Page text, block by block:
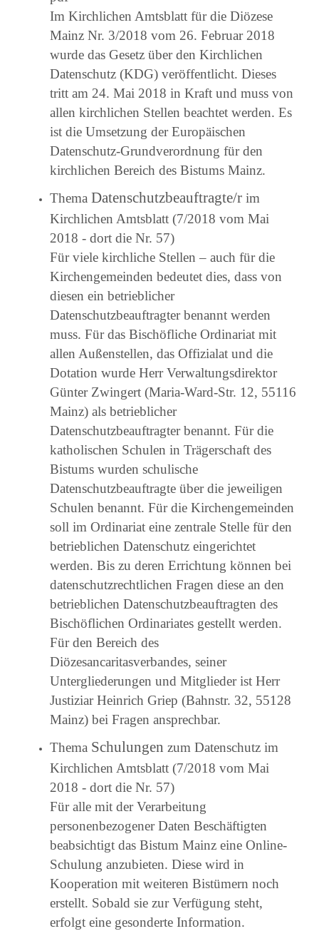
Im Kirchlichen Amtsblatt für die Diözese
Mainz Nr. 3/2018 vom 26. Februar 2018
wurde das Gesetz über den Kirchlichen
Datenschutz (KDG) veröffentlicht. Dieses
tritt am 24. Mai 2018 in Kraft und muss von
allen kirchlichen Stellen beachtet werden. Es
ist die Umsetzung der Europäischen
Datenschutz-Grundverordnung für den
kirchlichen Bereich des Bistums Mainz.
Thema Datenschutzbeauftragte/r im
Kirchlichen Amtsblatt (7/2018 vom Mai
2018 - dort die Nr. 57)
Für viele kirchliche Stellen – auch für die
Kirchengemeinden bedeutet dies, dass von
diesen ein betrieblicher
Datenschutzbeauftragter benannt werden
muss. Für das Bischöfliche Ordinariat mit
allen Außenstellen, das Offizialat und die
Dotation wurde Herr Verwaltungsdirektor
Günter Zwingert (Maria-Ward-Str. 12, 55116
Mainz) als betrieblicher
Datenschutzbeauftragter benannt. Für die
katholischen Schulen in Trägerschaft des
Bistums wurden schulische
Datenschutzbeauftragte über die jeweiligen
Schulen benannt. Für die Kirchengemeinden
soll im Ordinariat eine zentrale Stelle für den
betrieblichen Datenschutz eingerichtet
werden. Bis zu deren Errichtung können bei
datenschutzrechtlichen Fragen diese an den
betrieblichen Datenschutzbeauftragten des
Bischöflichen Ordinariates gestellt werden.
Für den Bereich des
Diözesancaritasverbandes, seiner
Untergliederungen und Mitglieder ist Herr
Justiziar Heinrich Griep (Bahnstr. 32, 55128
Mainz) bei Fragen ansprechbar.
Thema Schulungen zum Datenschutz im
Kirchlichen Amtsblatt (7/2018 vom Mai
2018 - dort die Nr. 57)
Für alle mit der Verarbeitung
personenbezogener Daten Beschäftigten
beabsichtigt das Bistum Mainz eine Online-
Schulung anzubieten. Diese wird in
Kooperation mit weiteren Bistümern noch
erstellt. Sobald sie zur Verfügung steht,
erfolgt eine gesonderte Information.